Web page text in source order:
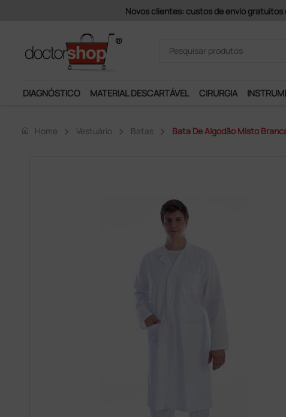
Pagamentos
DIAGNÓSTICO MATERIAL DESCARTÁVEL CIRURGIA
home Home Vestuário Batas Bata De Algodão Misto